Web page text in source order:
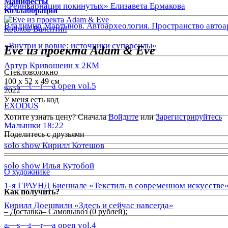
«Реинкарнация покинутых» Елизавета Ермакова
Владимир Мартынов. Автоархеология. Пространство
«Внутри и вовне: источники суперсилы»
Артур Кривошеин х 2КМ
a—s—t—r—a open vol.5
EXODUS
Малышки 18:22
solo show Кирилл Котешов
solo show Илья Кутобой
1-я ГРАУНД Биеннале «Текстиль в современном искусстве»
Кирилл Доешвили «Здесь и сейчас навсегда»
a—s—t—r—a open vol.4
Коллаборации
Коржов Валентин
Eve из проекта Adam & Eve
Стекловолокно
100 х 52 х 49 см
2022
У меня есть код
Хотите узнать цену? СначалаВойдитеилиЗарегистрируйтесь
Поделитесь с друзьями
О художнике
Как получить?
– Доставка– Самовывоз (0 рублей);